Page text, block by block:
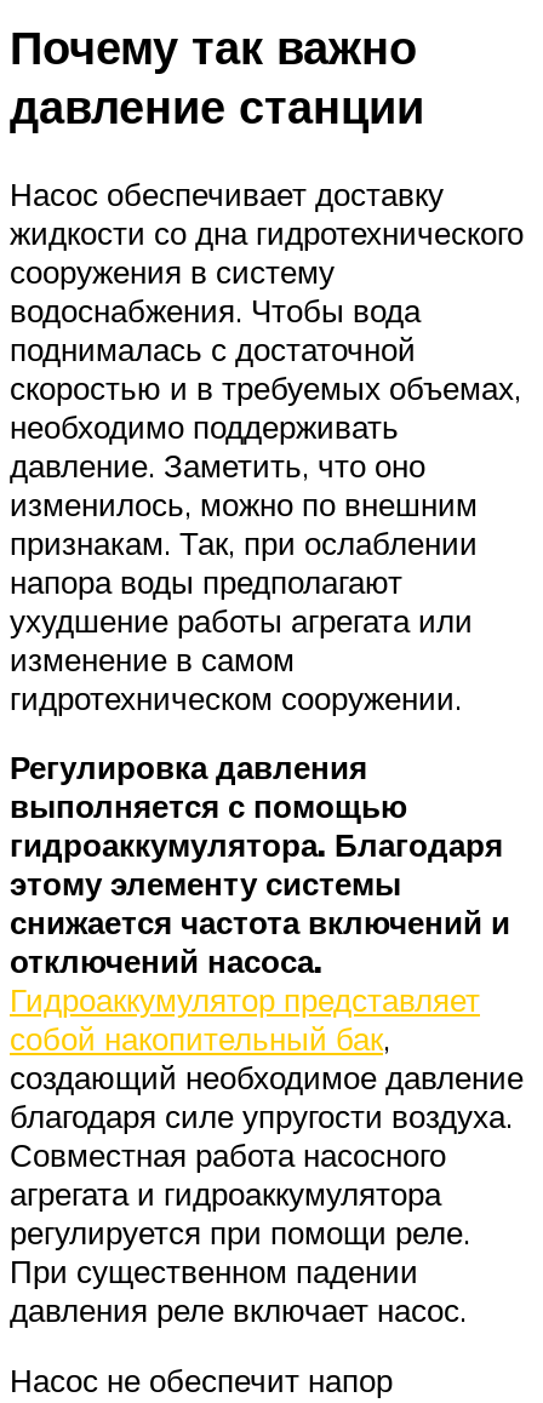
Почему так важно
давление станции
Насос обеспечивает доставку
жидкости со дна гидротехнического
сооружения в систему
водоснабжения. Чтобы вода
поднималась с достаточной
скоростью и в требуемых объемах,
необходимо поддерживать
давление. Заметить, что оно
изменилось, можно по внешним
признакам. Так, при ослаблении
напора воды предполагают
ухудшение работы агрегата или
изменение в самом
гидротехническом сооружении.
Регулировка давления
выполняется с помощью
гидроаккумулятора. Благодаря
этому элементу системы
снижается частота включений и
отключений насоса.
Гидроаккумулятор представляет
собой накопительный бак,
создающий необходимое давление
благодаря силе упругости воздуха.
Совместная работа насосного
агрегата и гидроаккумулятора
регулируется при помощи реле.
При существенном падении
давления реле включает насос.
Насос не обеспечит напор